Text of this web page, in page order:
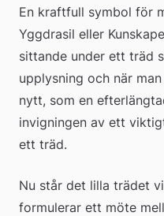
En kraftfull symbol för
Yggdrasil eller
sittande under ett träd
upplysning och när
nytt, som en
invigningen av ett
ett träd.
Nu står det lilla trädet
formulerar ett möte